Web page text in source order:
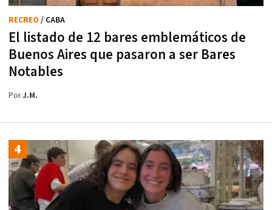
El listado de 12 bares emblemáticos de
Buenos Aires que pasaron a ser Bares
Notables
RECREO / CABA
PorJ.M.